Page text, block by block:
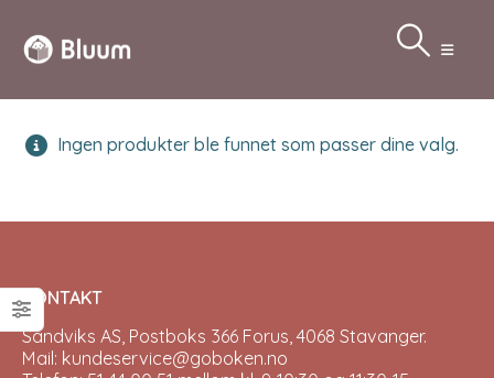
Ingen produkter ble funnet som passer dine valg.
KONTAKT
Sandviks AS, Postboks 366 Forus, 4068 Stavanger.
Mail: kundeservice@goboken.no